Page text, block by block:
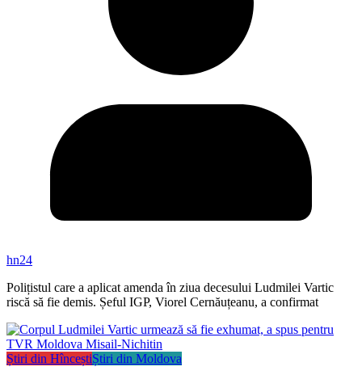
hn24
Polițistul care a aplicat amenda în ziua decesului Ludmilei Vartic
riscă să fie demis. Șeful IGP, Viorel Cernăuțeanu, a confirmat
Știri din HînceștiȘtiri din Moldova